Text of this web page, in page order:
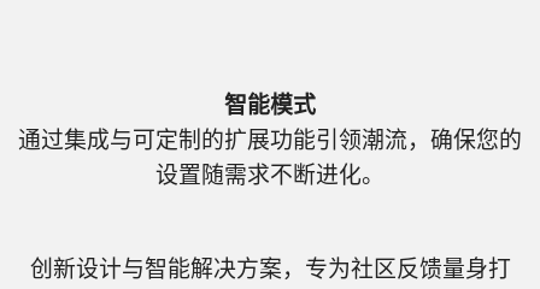
智能模式
通过集成与可定制的扩展功能引领潮流，确保您的
设置随需求不断进化。
创新设计与智能解决方案，专为社区反馈量身打